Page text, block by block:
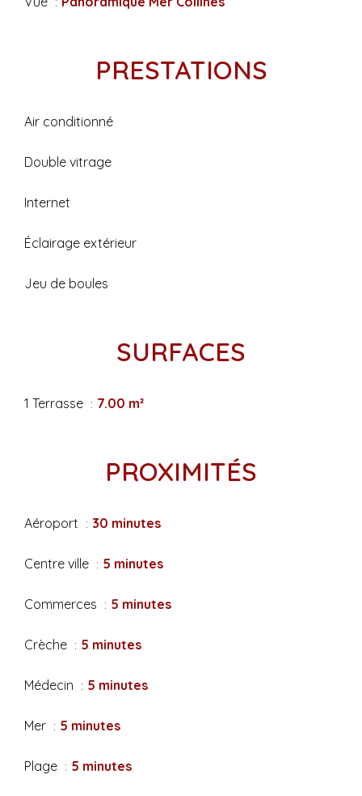
PRESTATIONS
Air conditionné
Double vitrage
Internet
Éclairage extérieur
Jeu de boules
SURFACES
1 Terrasse 7.00 m²
PROXIMITÉS
Aéroport 30 minutes
Centre ville 5 minutes
Commerces 5 minutes
Crèche 5 minutes
Médecin 5 minutes
Mer 5 minutes
Plage 5 minutes